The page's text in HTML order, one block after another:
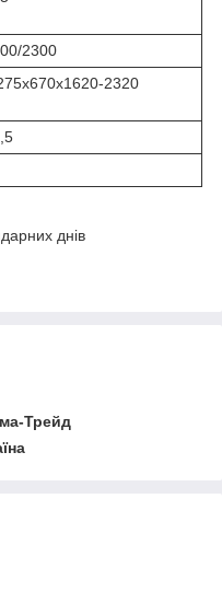
2300
2320
днів
Трейд